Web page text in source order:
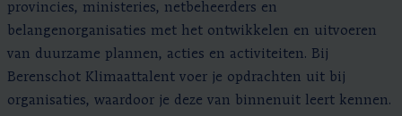
provincies, ministeries, netbeheerders en
belangenorganisaties met het ontwikkelen en uitvoeren
van duurzame plannen, acties en activiteiten. Bij
Berenschot Klimaattalent voer je opdrachten uit bij
organisaties, waardoor je deze van binnenuit leert kennen.